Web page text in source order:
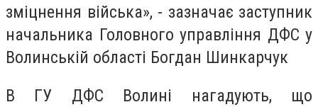
зміцнення війська», - зазначає заступник
начальника Головного управління ДФС у
Волинській області Богдан Шинкарчук
В ГУ ДФС Волині нагадують, що